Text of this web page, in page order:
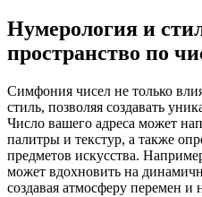
Нумерология и
пространство по
Симфония чисел не только
стиль, позволяя создавать
Число вашего адреса может
палитры и текстур, а также
предметов искусства.
может вдохновить на
создавая атмосферу перемен и